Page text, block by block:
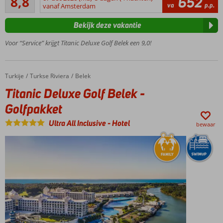
met
prachtige
kamers &
waterpret
Waan je
een royal
met alle
verfijning
en
verwennerij
groen,
aan de
rivier
en
golfclub
204
beoordelingenvanaf Amsterdam
va p.p.
Voor “Service” krijgt Titanic Deluxe Golf Belek een 9,0!
Bekijk deze vakantie
Home
Turkije Turkse Riviera Belek
Titanic Deluxe Golf Belek - Golfpakket
Titanic Deluxe Golf Belek -
Golfpakket
Ultra All Inclusive-Hotel bewaar